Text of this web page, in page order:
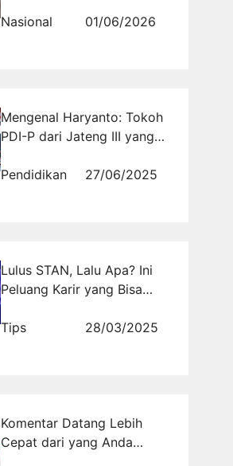
Idul Adha
Nasional 01/06/2026
Mengenal Haryanto: Tokoh
PDI-P dari Jateng III yang
Kerakyatan
Pendidikan 27/06/2025
Lulus STAN, Lalu Apa? Ini
Peluang Karir yang Bisa
Tips
28/03/2025
Komentar Datang Lebih
Cepat dari yang Anda